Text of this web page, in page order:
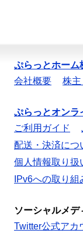
ぷらっとホーム
会社概要
株主
ぷらっとオンラ
ご利用ガイド
配送・決済につ
個人情報取り扱
IPv6への取り組
ソーシャルメデ
Twitter公式アカ